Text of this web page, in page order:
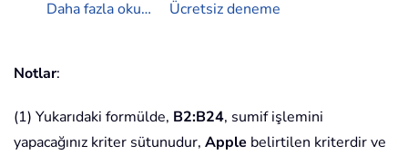
Daha fazla oku…
Ücretsiz deneme
Notlar:
(1) Yukarıdaki formülde, B2:B24, sumif işlemini
yapacağınız kriter sütunudur, Apple belirtilen kriterdir ve